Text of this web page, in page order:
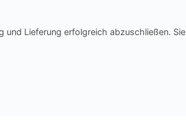
und Lieferung erfolgreich abzuschließen. Sie